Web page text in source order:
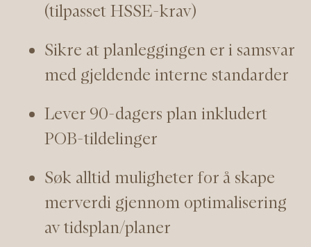
(tilpasset HSSE-krav)
Sikre at planleggingen er i samsvar
med gjeldende interne standarder
Lever 90-dagers plan inkludert
POB-tildelinger
Søk alltid muligheter for å skape
merverdi gjennom optimalisering
av tidsplan/planer